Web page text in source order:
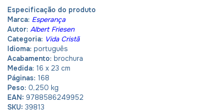
Especificação do produto
Marca: Esperança
Autor: Albert Friesen
Categoria: Vida Cristã
Idioma: português
Acabamento: brochura
Medida: 16 x 23 cm
Páginas: 168
Peso: 0,250 kg
EAN: 9788586249952
SKU: 39813